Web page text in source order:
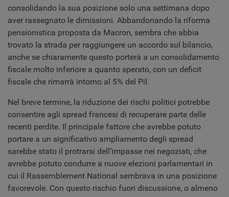
consolidando la sua posizione solo una settimana dopo
aver rassegnato le dimissioni. Abbandonando la riforma
pensionistica proposta da Macron, sembra che abbia
trovato la strada per raggiungere un accordo sul bilancio,
anche se chiaramente questo porterà a un consolidamento
fiscale molto inferiore a quanto sperato, con un deficit
fiscale che rimarrà intorno al 5% del Pil.
Nel breve termine, la riduzione dei rischi politici potrebbe
consentire agli spread francesi di recuperare parte delle
recenti perdite. Il principale fattore che avrebbe potuto
portare a un significativo ampliamento degli spread
sarebbe stato il protrarsi dell’impasse nei negoziati, che
avrebbe potuto condurre a nuove elezioni parlamentari in
cui il Rassemblement National sembrava in una posizione
favorevole. Con questo rischio fuori discussione, o almeno